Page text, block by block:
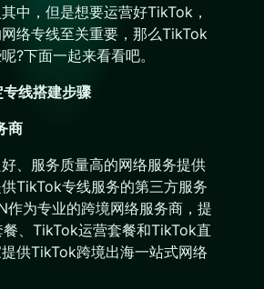
中，但是想要运营好TikTok，
络专线至关重要，那么TikTok
?下面一起来看看吧。
线搭建步骤
商
、服务质量高的网络服务提供
TikTok专线服务的第三方服务
作为专业的跨境网络服务商，提
、TikTok运营套餐和TikTok直
供TikTok跨境出海一站式网络